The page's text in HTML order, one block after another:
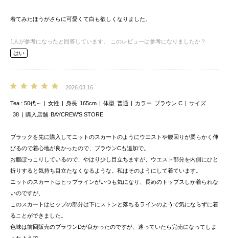
着てみたほうがさらに可愛くて白も欲しくなりました。
1 人が参考になったと回答しています。
このレビューは参考になりましたか？
はい
2026.03.16
Tea 50代～ 女性 身長 165cm 体型 普通 カラー ブラウン C
サイズ
38
購入店舗 BAYCREW’S STORE
ブラックを先に購入してニットのスカートのようにウエストや腰回りが柔らかく伸
びるので着心地が良かったので、ブラウンCも追加で。
お腹ぽっこりしているので、やはり少し目立ちますが、ウエスト部分を内側にひと
折りすると気持ち目立たなくなるような。私はそのようにして着ています。
ニットのスカートはヒップラインがいつも気になり、長めのトップスしか着られな
いのですが、
このスカートはヒップの部分は下にストンと落ちるラインのようで気にならずに着
ることができました。
色味は前回販売のブラウンDが良かったのですが、迷っていたら完売になってしま